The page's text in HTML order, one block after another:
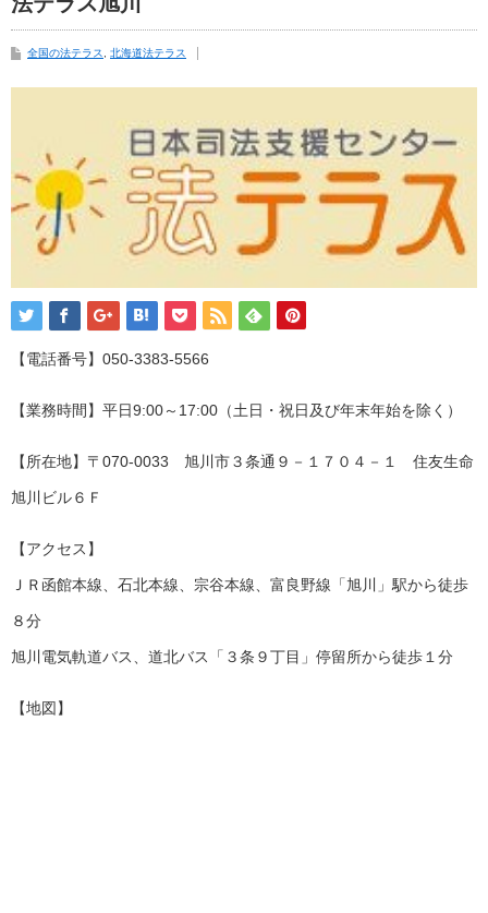
全国の法テラス 北海道法テラス
【電話番号】050-3383-5566
【業務時間】平日9:00～17:00（土日・祝日及び年末年始を除く）
【所在地】〒070-0033 旭川市３条通９－１７０４－１ 住友生命
旭川ビル６Ｆ
【アクセス】
ＪＲ函館本線、石北本線、宗谷本線、富良野線「旭川」駅から徒歩
８分
旭川電気軌道バス、道北バス「３条９丁目」停留所から徒歩１分
【地図】